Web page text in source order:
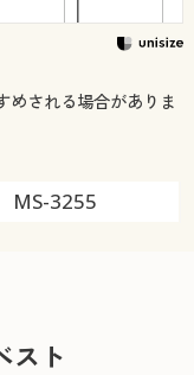
される場合がありま
MS-3255
スト